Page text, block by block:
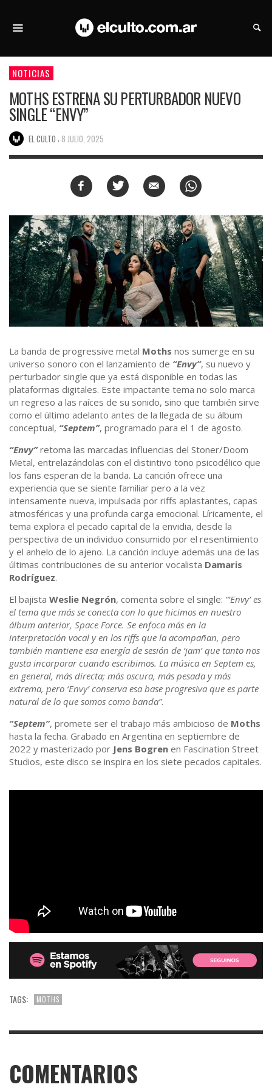
NOTICIAS
MOTHS ESTRENA SU PERTURBADOR NUEVO
SINGLE “ENVY”
EL CULTO 8 JULIO, 2025
La banda de progressive metal Moths nos sumerge en su
universo sonoro con el lanzamiento de “Envy”, su nuevo y
perturbador single que ya está disponible en todas las
plataformas digitales. Este impactante tema no solo marca
un regreso a las raíces de su sonido, sino que también sirve
como el último adelanto antes de la llegada de su álbum
conceptual, “Septem”, programado para el 1 de agosto.
“Envy”retoma las marcadas influencias del Stoner/Doom
Metal, entrelazándolas con el distintivo tono psicodélico que
los fans esperan de la banda. La canción ofrece una
experiencia que se siente familiar pero a la vez
intensamente nueva, impulsada por riffs aplastantes, capas
atmosféricas y una profunda carga emocional. Líricamente, el
tema explora el pecado capital de la envidia, desde la
perspectiva de un individuo consumido por el resentimiento
y el anhelo de lo ajeno. La canción incluye además una de las
últimas contribuciones de su anterior vocalista Damaris
Rodríguez.
El bajista Weslie Negrón, comenta sobre el single: “’Envy’ es
el tema que más se conecta con lo que hicimos en nuestro
álbum anterior, Space Force. Se enfoca más en la
interpretación vocal y en los riffs que la acompañan, pero
también mantiene esa energía de sesión de ‘jam’ que tanto nos
gusta incorporar cuando escribimos. La música en Septem es,
en general, más directa; más oscura, más pesada y más
extrema, pero ‘Envy’ conserva esa base progresiva que es parte
natural de lo que somos como banda”.
“Septem”, promete ser el trabajo más ambicioso de Moths
hasta la fecha. Grabado en Argentina en septiembre de
2022 y masterizado por Jens Bogren en Fascination Street
Studios, este disco se inspira en los siete pecados capitales.
TAGS: MOTHS
COMENTARIOS